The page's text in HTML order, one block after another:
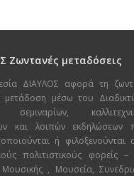
Ζωντανές μεταδόσεις
ΔΙΑΥΛΟΣ αφορά τη
μετάδοση μέσω του
σεμιναρίων,
και λοιπών εκδηλώσεων
ή φιλοξενούνται
πολιτιστικούς φορείς –
, Μουσεία,